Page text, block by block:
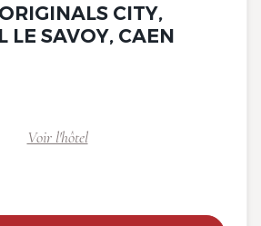
CITY,
LE SAVOY, CAEN
Voir l'hôtel